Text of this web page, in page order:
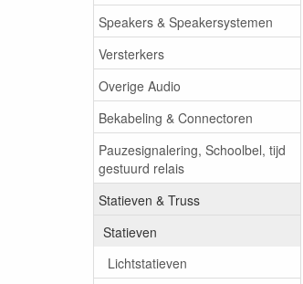
Speakers & Speakersystemen
Versterkers
Overige Audio
Bekabeling & Connectoren
Pauzesignalering, Schoolbel, tijd
gestuurd relais
Statieven & Truss
Statieven
Lichtstatieven